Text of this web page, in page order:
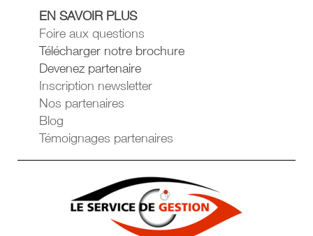
EN SAVOIR PLUS
Foire aux questions
Télécharger notre brochure
Devenez partenaire
Inscription newsletter
Nos partenaires
Blog
Témoignages partenaires